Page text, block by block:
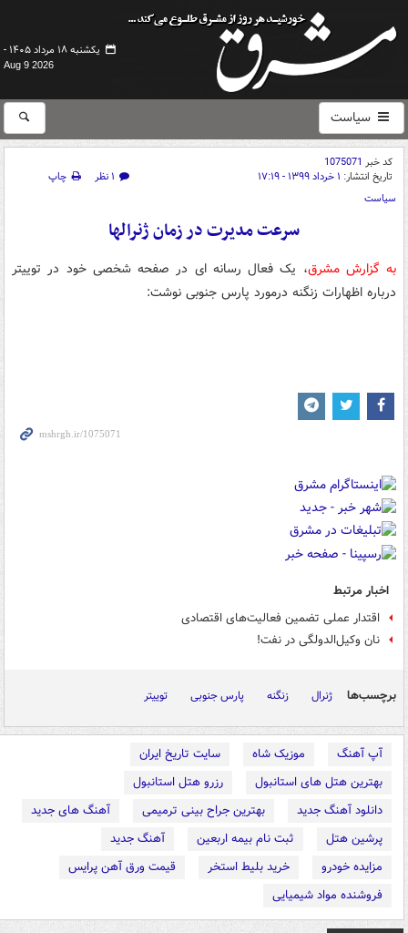
یکشنبه ۱۸ مرداد ۱۴۰۵ -
Aug 9 2026
سیاست
کد خبر 1075071
تاریخ انتشار: ۱ خرداد ۱۳۹۹ - ۱۷:۱۹ ۱ نظر
چاپ
سیاست
سرعت مدیرت در زمان ژنرال‎ها
به گزارش مشرق، یک فعال رسانه ای در صفحه شخصی خود در توییتر
درباره اظهارات زنگنه درمورد پارس جنوبی نوشت:
اخبار مرتبط
اقتدار عملی تضمین فعالیت‌های اقتصادی
نان وکیل‌الدولگی در نفت!
برچسب‌ها ژنرال زنگنه پارس جنوبی توییتر
آپ آهنگ موزیک شاه
سایت تاریخ ایران
بهترین هتل های استانبول
رزرو هتل استانبول
دانلود آهنگ جدید
بهترین جراح بینی ترمیمی
آهنگ های جدید
پرشین هتل
ثبت نام بیمه اربعین
آهنگ جدید
مزایده خودرو
خرید بلیط استخر
قیمت ورق آهن پرایس
فروشنده مواد شیمیایی